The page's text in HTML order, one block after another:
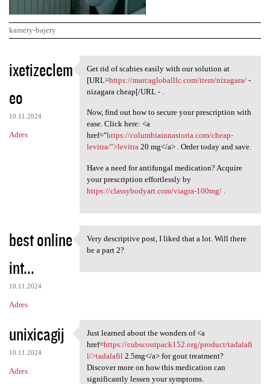
kamery-bajery
K
o
m
e
n
ixetizeclem
eo
10.11.2024
Adres
Get rid of scabies easily
Get rid of scabies easily with our solution at
[URL=https://marcagloballlc.com/item/nizagara/-
nizagara cheap[/URL - .
Now, find out how to secure your prescription with
ease. Click here: <a
href="https://columbiainnastoria.com/cheap-
levitra/">levitra20 mg</a> . Order today and save.
Have a need for antifungal medication? Acquire
your prescription effortlessly by
https://classybodyart.com/viagra-100mg/.
best online
int...
10.11.2024
Adres
Very descriptive post, I
Very descriptive post, I liked that a lot. Will there
be a part 2?
unixicagij
10.11.2024
Adres
Just learned about the
Just learned about the wonders of <a
href=https://cubscoutpack152.org/product/tadalafi
l/>tadalafil 2.5mg</a> for gout treatment?
Discover more on how this medication can
significantly lessen your symptoms.